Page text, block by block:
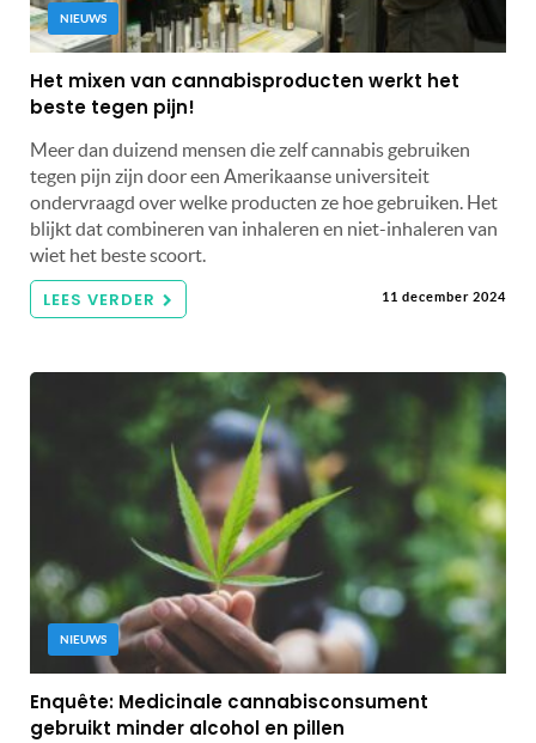
NIEUWS
Het mixen van cannabisproducten werkt het
beste tegen pijn!
Meer dan duizend mensen die zelf cannabis gebruiken
tegen pijn zijn door een Amerikaanse universiteit
ondervraagd over welke producten ze hoe gebruiken. Het
blijkt dat combineren van inhaleren en niet-inhaleren van
wiet het beste scoort.
LEES VERDER 11 december 2024
NIEUWS
Enquête: Medicinale cannabisconsument
gebruikt minder alcohol en pillen